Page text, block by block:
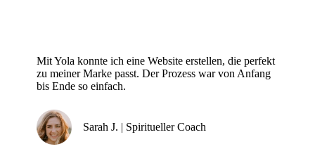
Mit Yola konnte ich eine Website erstellen, die perfekt
zu meiner Marke passt. Der Prozess war von Anfang
bis Ende so einfach.
Sarah J. | Spiritueller Coach